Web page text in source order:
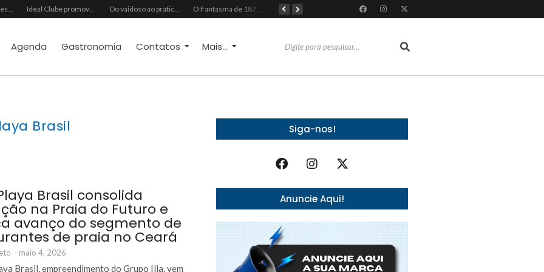
Ideal Clube promove programação especial para celebrar o Dia dos Pais com música, gastronomia e lazer para toda a família O Fantasma de 1877 e o Alerta de 2027: O Reciprocidalismo Como Escudo Contra o Novo El NiñoPh.D. Nizomar Falcão Almoço e churrasco de Dia dos Pais impulsionam vendas no varejo alimentar
Agenda Gastronomia Contatos Mais...
Brasil
Brasil consolida
na Praia do Futuro e
avanço do segmento de
de praia no Ceará
- maio 4, 2026
Brasil, empreendimento do Grupo Illa, vem
Siga-nos!
Anuncie Aqui!